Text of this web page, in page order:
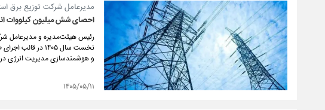
مدیرعامل شرکت توزیع برق
احصای شش میلیون کیلووات‌
نخست سال ۱۴۰۵
و هوشمندسازی مدیریت انرژی
۱۴۰۵/۰۵/۱۱